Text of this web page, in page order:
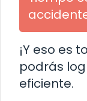
¡Y eso es
podrás
eficiente.